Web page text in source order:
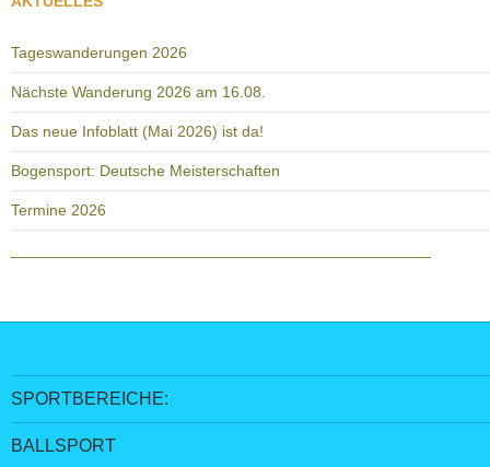
Tageswanderungen 2026
Nächste Wanderung 2026 am 16.08.
Das neue Infoblatt (Mai 2026) ist da!
Bogensport: Deutsche Meisterschaften
Termine 2026
SPORTBEREICHE:
BALLSPORT